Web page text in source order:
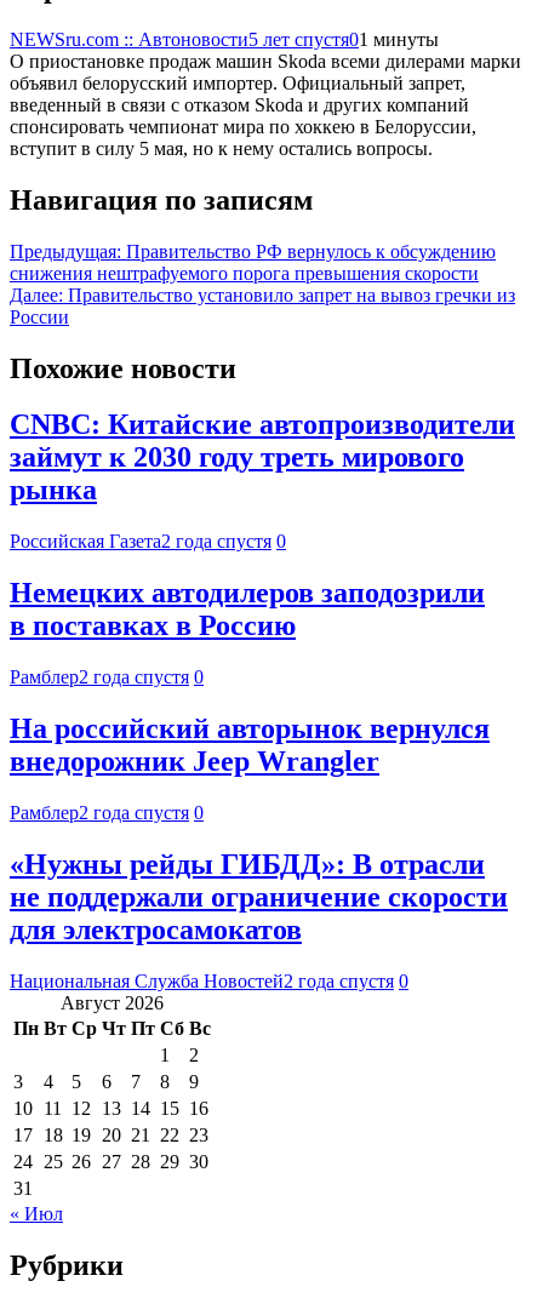
NEWSru.com :: Автоновости5 лет спустя01 минуты
О приостановке продаж машин Skoda всеми дилерами марки
объявил белорусский импортер. Официальный запрет,
введенный в связи с отказом Skoda и других компаний
спонсировать чемпионат мира по хоккею в Белоруссии,
вступит в силу 5 мая, но к нему остались вопросы.
Навигация по записям
Предыдущая: Правительство РФ вернулось к обсуждению
снижения нештрафуемого порога превышения скорости
Далее: Правительство установило запрет на вывоз гречки из
России
Похожие новости
CNBC: Китайские автопроизводители
займут к 2030 году треть мирового
рынка
Российская Газета2 года спустя 0
Немецких автодилеров заподозрили
в поставках в Россию
Рамблер2 года спустя 0
На российский авторынок вернулся
внедорожник Jeep Wrangler
Рамблер2 года спустя 0
«Нужны рейды ГИБДД»: В отрасли
не поддержали ограничение скорости
для электросамокатов
Национальная Служба Новостей2 года спустя 0
Август 2026
Пн Вт Ср Чт Пт Сб Вс
1
2
3
4 5 6 7 8
9
10 11 12 13 14 15 16
17 18 19 20 21 22 23
24 25 26 27 28 29 30
31
« Июл
Рубрики